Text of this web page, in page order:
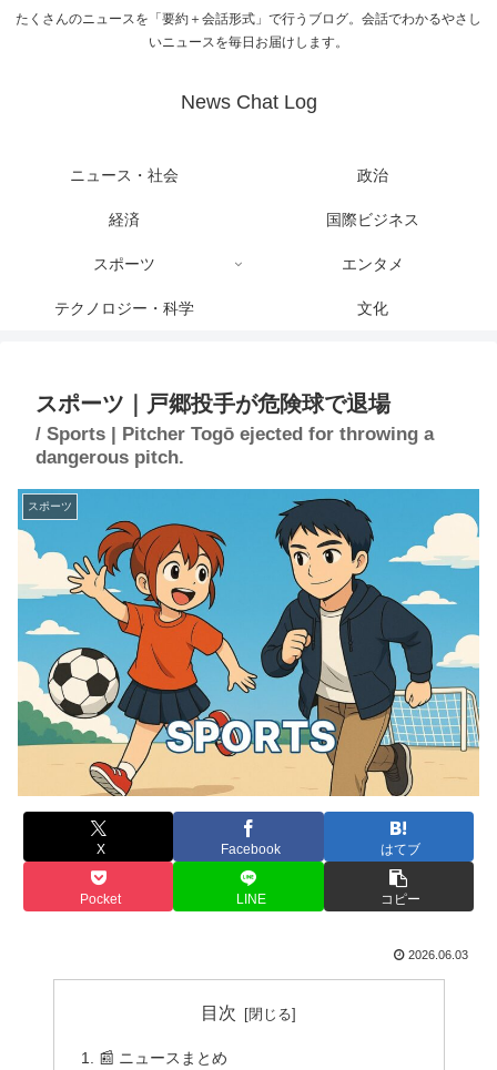
たくさんのニュースを「要約＋会話形式」で行うブログ。会話でわかるやさし
いニュースを毎日お届けします。
News Chat Log
ニュース・社会 政治
経済 国際ビジネス
スポーツ エンタメ
テクノロジー・科学 文化
スポーツ｜戸郷投手が危険球で退場
/ Sports | Pitcher Togō ejected for throwing a
dangerous pitch.
スポーツ
X Facebook はてブ
Pocket LINE コピー
2026.06.03
目次
📰 ニュースまとめ